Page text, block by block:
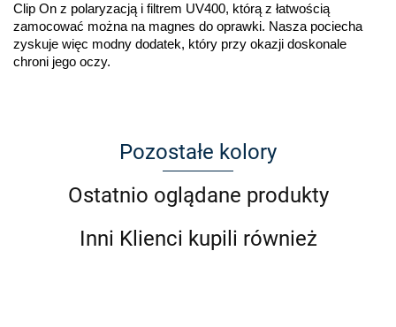
Clip On z polaryzacją i filtrem UV400, którą z łatwością
zamocować można na magnes do oprawki. Nasza pociecha
zyskuje więc modny dodatek, który przy okazji doskonale
chroni jego oczy.
Pozostałe kolory
Ostatnio oglądane produkty
Inni Klienci kupili również